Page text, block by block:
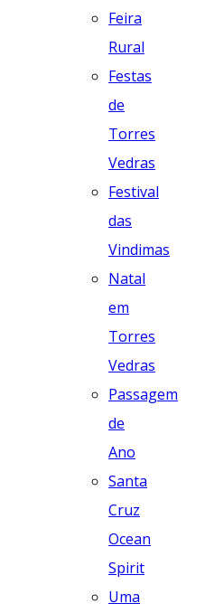
Feira
Rural
Festas
de
Torres
Vedras
Festival
das
Vindimas
Natal
em
Torres
Vedras
Passagem
de
Ano
Santa
Cruz
Ocean
Spirit
Uma